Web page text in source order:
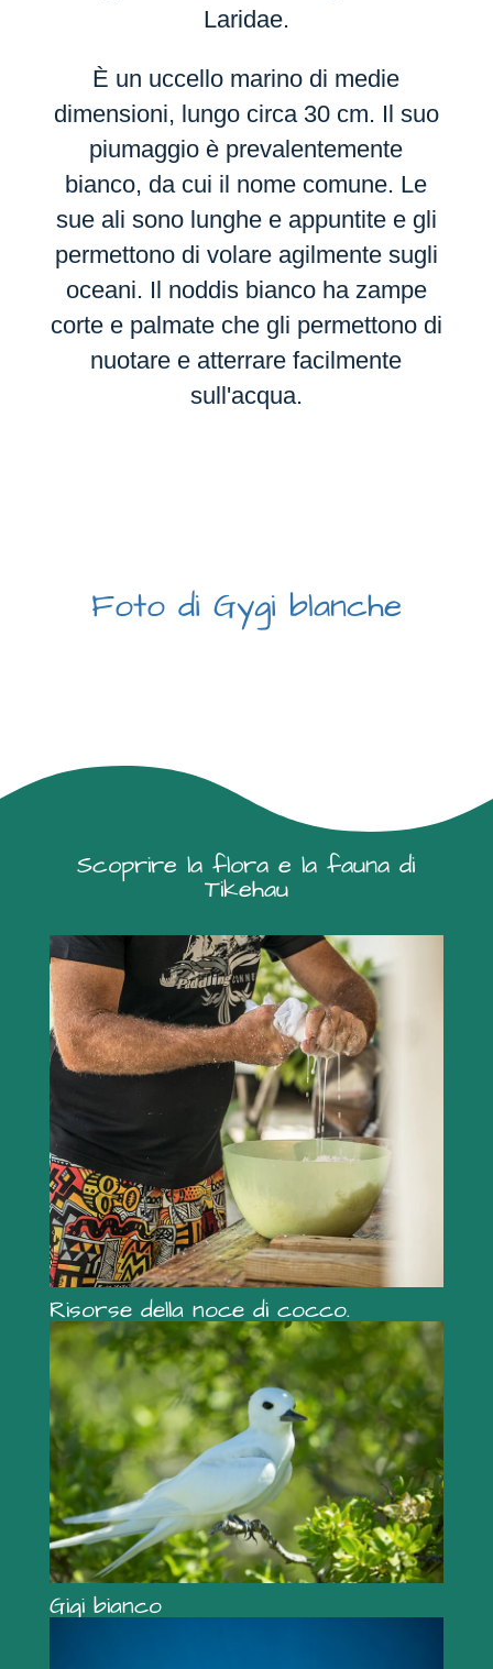
Laridae.
È un uccello marino di medie
dimensioni, lungo circa 30 cm. Il suo
piumaggio è prevalentemente
bianco, da cui il nome comune. Le
sue ali sono lunghe e appuntite e gli
permettono di volare agilmente sugli
oceani. Il noddis bianco ha zampe
corte e palmate che gli permettono di
nuotare e atterrare facilmente
sull'acqua.
Foto di Gygi blanche
Scoprire la flora e la fauna di
Tikehau
Risorse della noce di cocco.
Gigi bianco